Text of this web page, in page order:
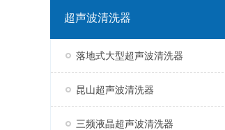
超声波清洗器
落地式大型超声波清洗器
昆山超声波清洗器
三频液晶超声波清洗器